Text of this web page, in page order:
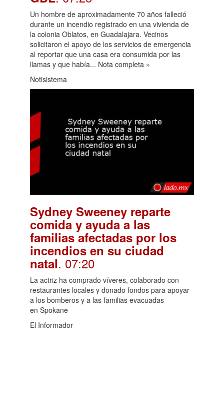
Un hombre de aproximadamente 70 años falleció
durante un incendio registrado en una vivienda de
la colonia Oblatos, en Guadalajara. Vecinos
solicitaron el apoyo de los servicios de emergencia
al reportar que una casa era consumida por las
llamas y que había... Nota completa »
Notisistema
Sydney Sweeney reparte
comida y ayuda a las
familias afectadas por los
incendios en su ciudad
natal. 07:20
La actriz ha comprado víveres, colaborado con
restaurantes locales y donado fondos para apoyar
a los bomberos y a las familias evacuadas
en Spokane
El Informador